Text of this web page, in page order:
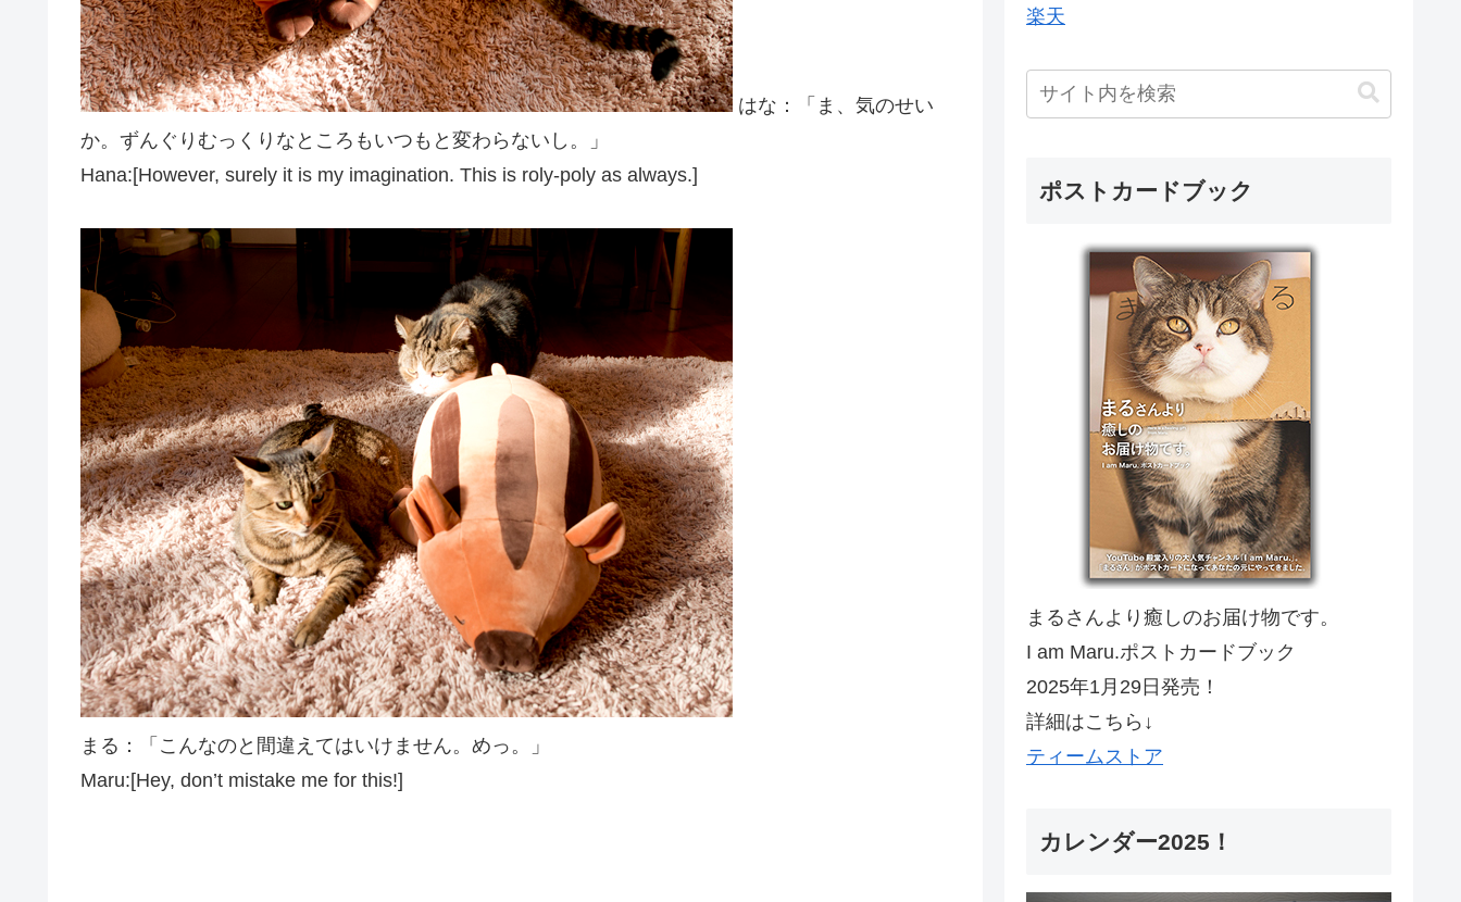
はな：「ま、気のせい
か。ずんぐりむっくりなところもいつもと変わらないし。」
Hana:[However, surely it is my imagination. This is roly-poly as always.]
まる：「こんなのと間違えてはいけません。めっ。」
Maru:[Hey, don’t mistake me for this!]
楽天
ポストカードブック
まるさんより癒しのお届け物です。
I am Maru.ポストカードブック
2025年1月29日発売！
詳細はこちら↓
ティームストア
カレンダー2025！